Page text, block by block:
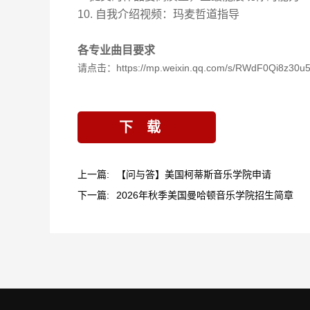
10. 自我介绍视频：玛麦哲道指导
各专业曲目要求
请点击： https://mp.weixin.qq.com/s/
下载
上一篇:
【问与答】美国柯蒂斯音乐学院申请
下一篇:
2026年秋季美国曼哈顿音乐学院招生简章